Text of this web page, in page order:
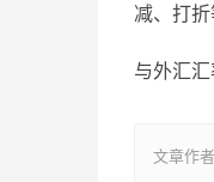
减、打折
与外汇
文章作